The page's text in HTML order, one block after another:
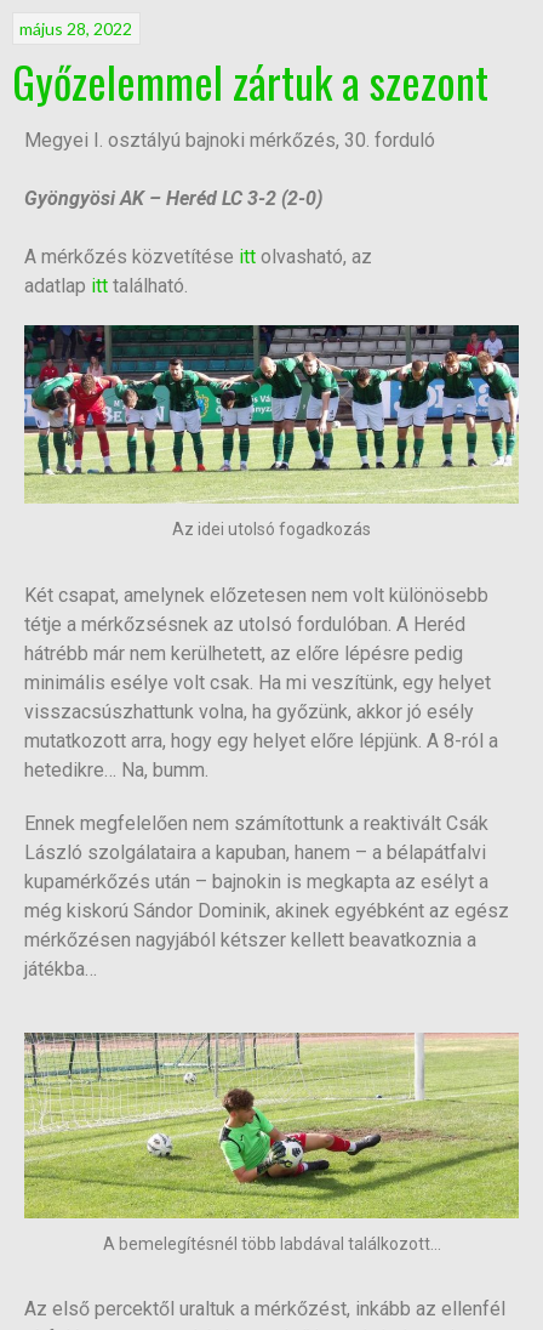
május 28, 2022
Győzelemmel zártuk a szezont
Megyei I. osztályú bajnoki mérkőzés, 30. forduló
Gyöngyösi AK – Heréd LC 3-2 (2-0)
A mérkőzés közvetítése itt olvasható, az
adatlap itt található.
Az idei utolsó fogadkozás
Két csapat, amelynek előzetesen nem volt különösebb
tétje a mérkőzsésnek az utolsó fordulóban. A Heréd
hátrébb már nem kerülhetett, az előre lépésre pedig
minimális esélye volt csak. Ha mi veszítünk, egy helyet
visszacsúszhattunk volna, ha győzünk, akkor jó esély
mutatkozott arra, hogy egy helyet előre lépjünk. A 8-ról a
hetedikre… Na, bumm.
Ennek megfelelően nem számítottunk a reaktivált Csák
László szolgálataira a kapuban, hanem – a bélapátfalvi
kupamérkőzés után – bajnokin is megkapta az esélyt a
még kiskorú Sándor Dominik, akinek egyébként az egész
mérkőzésen nagyjából kétszer kellett beavatkoznia a
játékba…
A bemelegítésnél több labdával találkozott...
Az első percektől uraltuk a mérkőzést, inkább az ellenfél